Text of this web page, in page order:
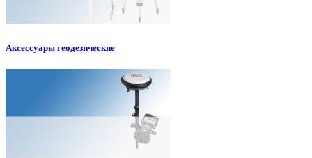
Аксессуары геодезические